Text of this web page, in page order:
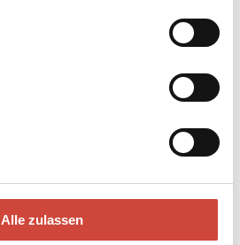
Alle zulassen
Boston ist entschlossen, es zu
Wahl. Und so greift sie zu, als sich die
Projekt der US-Geheimdienste und
Baxter. Wem es gelingt, 30 Tage